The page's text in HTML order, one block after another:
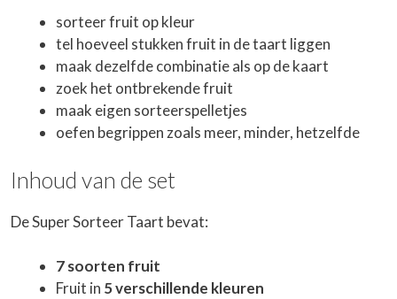
sorteer fruit op kleur
tel hoeveel stukken fruit in de taart liggen
maak dezelfde combinatie als op de kaart
zoek het ontbrekende fruit
maak eigen sorteerspelletjes
oefen begrippen zoals meer, minder, hetzelfde
Inhoud van de set
De Super Sorteer Taart bevat:
7 soorten fruit
Fruit in 5 verschillende kleuren